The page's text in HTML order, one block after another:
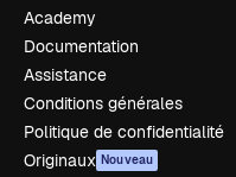
Academy
Documentation
Assistance
Conditions générales
Politique de confidentialité
Originaux Nouveau